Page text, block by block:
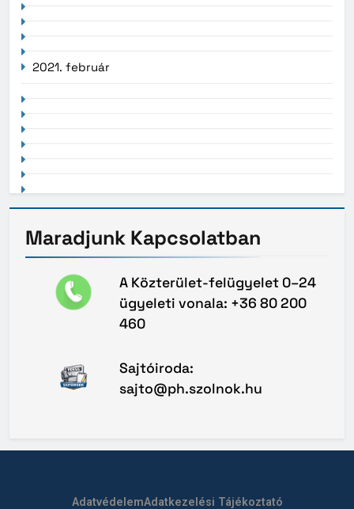
2021. február
Maradjunk Kapcsolatban
A Közterület-felügyelet 0–24
ügyeleti vonala: +36 80 200
460
Sajtóiroda:
sajto@ph.szolnok.hu
AdatvédelemAdatkezelési Tájékoztató